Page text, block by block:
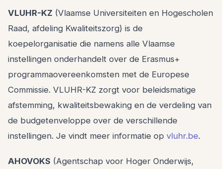
VLUHR-KZ (Vlaamse Universiteiten en Hogescholen
Raad, afdeling Kwaliteitszorg) is de
koepelorganisatie die namens alle Vlaamse
instellingen onderhandelt over de Erasmus+
programmaovereenkomsten met de Europese
Commissie. VLUHR-KZ zorgt voor beleidsmatige
afstemming, kwaliteitsbewaking en de verdeling van
de budgetenveloppe over de verschillende
instellingen. Je vindt meer informatie op vluhr.be.
AHOVOKS (Agentschap voor Hoger Onderwijs,